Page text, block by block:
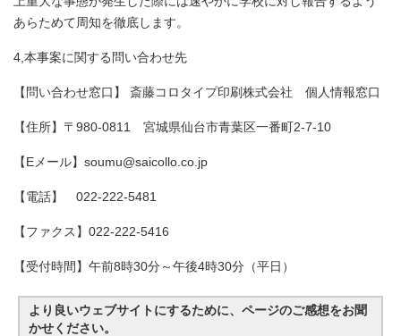
あらためて周知を徹底します。
4,本事案に関する問い合わせ先
【問い合わせ窓口】 斎藤コロタイプ印刷株式会社 個人情報窓口
【住所】〒980-0811 宮城県仙台市青葉区一番町2-7-10
【Eメール】soumu@saicollo.co.jp
【電話】 022-222-5481
【ファクス】022-222-5416
【受付時間】午前8時30分～午後4時30分（平日）
より良いウェブサイトにするために、ページのご感想をお聞
かせください。